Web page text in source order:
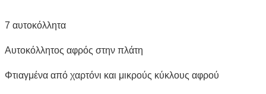
7 αυτοκόλλητα
Αυτοκόλλητος αφρός στην πλάτη
Φτιαγμένα από χαρτόνι και μικρούς κύκλους αφρού